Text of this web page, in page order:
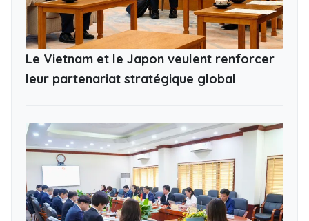
Le Vietnam et le Japon veulent renforcer
leur partenariat stratégique global